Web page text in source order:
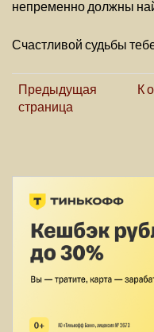
непременно должны
Счастливой судьбы
Предыдущая
страница
К